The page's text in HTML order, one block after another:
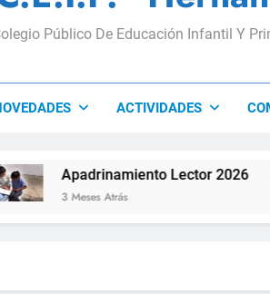
Público De Educación Infantil Y
ACTIVIDADES
Apadrinamiento Lector 2026
3 Meses Atrás